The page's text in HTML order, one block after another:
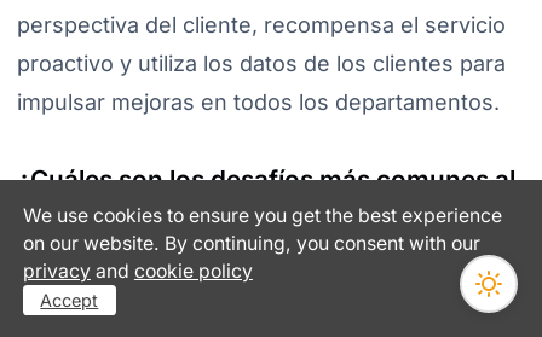
perspectiva del cliente, recompensa el servicio
proactivo y utiliza los datos de los clientes para
impulsar mejoras en todos los departamentos.
¿Cuáles son los desafíos más comunes al
adoptar un enfoque centrado en el
cliente?
Algunas empresas tienen dificultades con datos
We use cookies to ensure you get the best experience
on our website. By continuing, you consent with our
privacyand cookie policy
Accept